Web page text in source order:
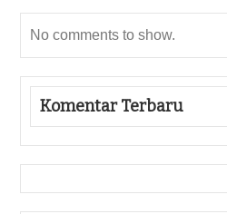
No comments to show.
Komentar Terbaru